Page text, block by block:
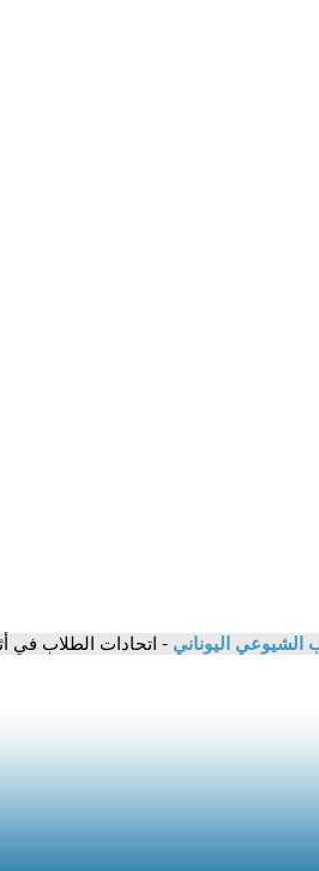
الشيوعي اليوناني - اتحادات الطلاب في